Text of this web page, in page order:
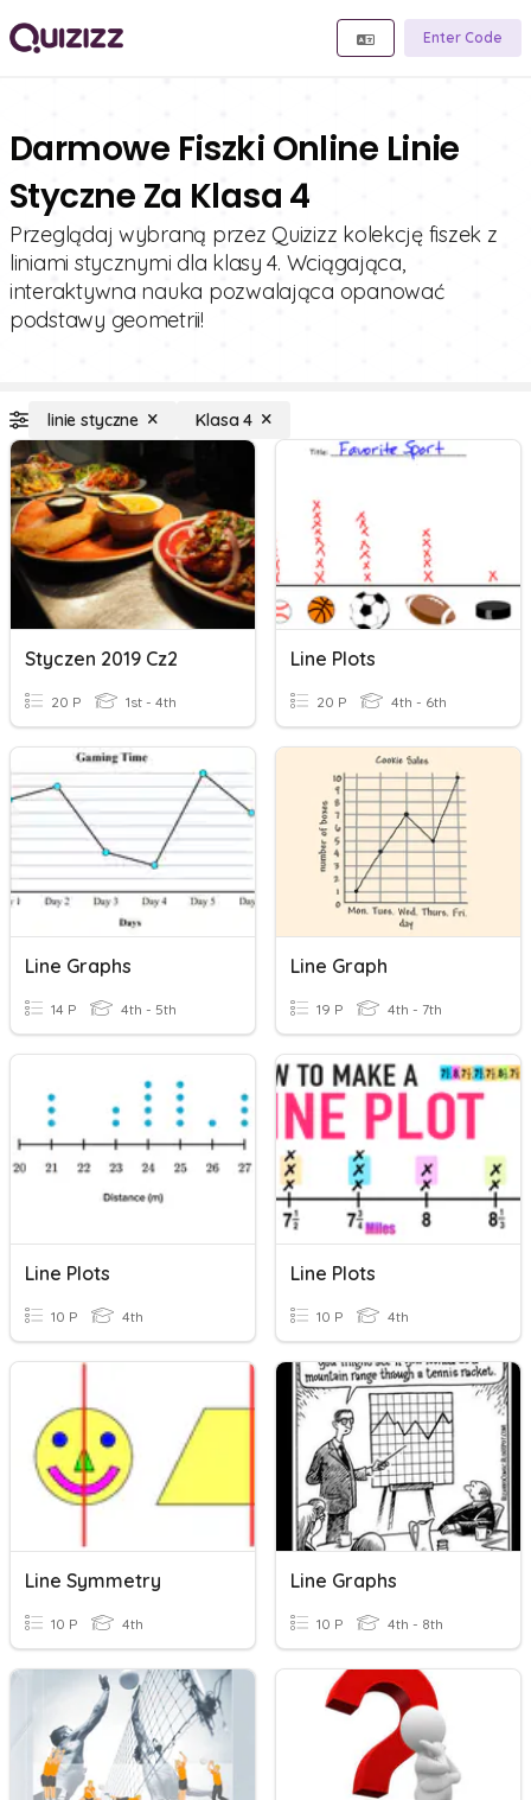
Enter Code
Darmowe Fiszki Online Linie
Styczne Za Klasa 4
Przeglądaj wybraną przez Quizizz kolekcję fiszek z
liniami stycznymi dla klasy 4. Wciągająca,
interaktywna nauka pozwalająca opanować
podstawy geometrii!
linie styczne Klasa 4
Styczen 2019 Cz2
20 P 1st - 4th
Line Plots
20 P 4th - 6th
Line Graphs
14 P 4th - 5th
Line Graph
19 P 4th - 7th
Line Plots
10 P 4th
Line Plots
10 P 4th
Line Symmetry
10 P 4th
Line Graphs
10 P 4th - 8th